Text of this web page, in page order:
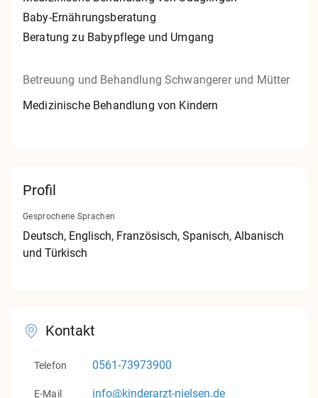
Stadt Kassel
v1.0.0
Baby-Ernährungsberatung
Beratung zu Babypflege und Umgang
Betreuung und Behandlung Schwangerer und Mütter
Medizinische Behandlung von Kindern
Profil
Gesprochene Sprachen
Deutsch, Englisch, Französisch, Spanisch, Albanisch
und Türkisch
Kontakt
Telefon 0561-73973900
E-Mail info@kinderarzt-nielsen.de